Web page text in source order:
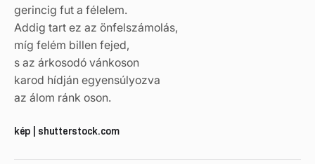
gerincig fut a félelem.
Addig tart ez az önfelszámolás,
míg felém billen fejed,
s az árkosodó vánkoson
karod hídján egyensúlyozva
az álom ránk oson.
kép | shutterstock.com